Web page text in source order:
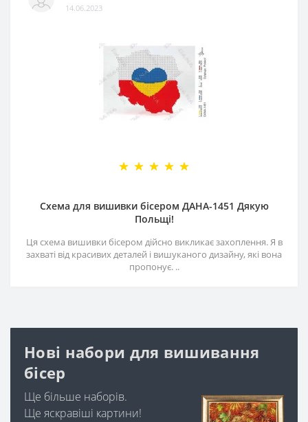
14.06.2023
Схема для вишивки бісером ДАНА-1451 Дякую
Польщі!
Ця схема вишивки бісером дійсно викликає захоплення. Я в
захваті від красивих деталей і вишуканого дизайну, які вона
пропонує. ..
Нові набори для вишивання
бісер
Ще більше наборів.
Ще яскравіші картини!